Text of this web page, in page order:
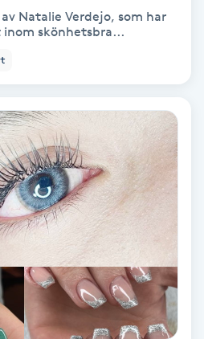
Natalie Verdejo, som har
inom skönhetsbra...